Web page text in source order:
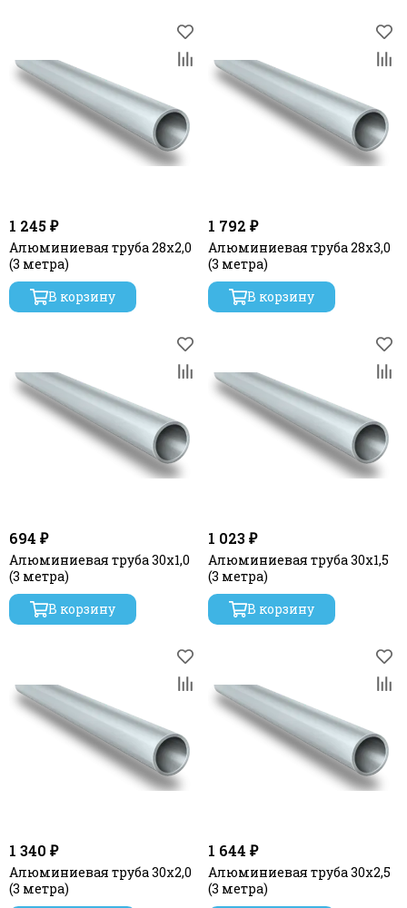
1 245 ₽
Алюминиевая труба 28x2,0
(3 метра)
В корзину
1 792 ₽
Алюминиевая труба 28х3,0
(3 метра)
В корзину
694 ₽
Алюминиевая труба 30x1,0
(3 метра)
В корзину
1 023 ₽
Алюминиевая труба 30x1,5
(3 метра)
В корзину
1 340 ₽
Алюминиевая труба 30x2,0
(3 метра)
1 644 ₽
Алюминиевая труба 30x2,5
(3 метра)